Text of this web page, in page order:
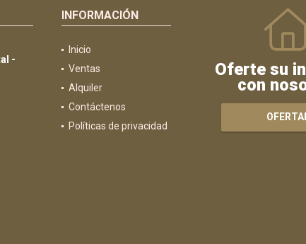
-
INFORMACIÓN
Inicio
Ventas
Alquiler
Contáctenos
Políticas de privacidad
Oferte su
con